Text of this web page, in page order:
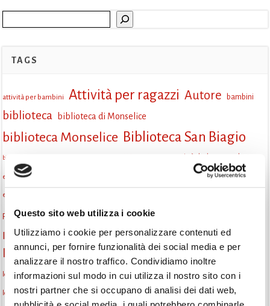
Questo sito web utilizza i cookie
Utilizziamo i cookie per personalizzare contenuti ed
annunci, per fornire funzionalità dei social media e per
analizzare il nostro traffico. Condividiamo inoltre
informazioni sul modo in cui utilizza il nostro sito con i
nostri partner che si occupano di analisi dei dati web,
TAGS
attività per bambini Attività per ragazzi Autore bambini
biblioteca biblioteca di Monselice
biblioteca Monselice Biblioteca San Biagio
biblioteca San Biagio Monselice cultura
eventi biblioteca eventi culturali Monselice
eventi in biblioteca
Fiaccole della lettura gratuito gruppo di lettura
Informazioni laboratori creativi laboratorio
la strada di mattoni gialli Lettori itineranti lettura
lettura ad alta voce lettura condivisa lettura silenziosa
letture ad alta voce Letture Animate libri libri come semi libri da leggere